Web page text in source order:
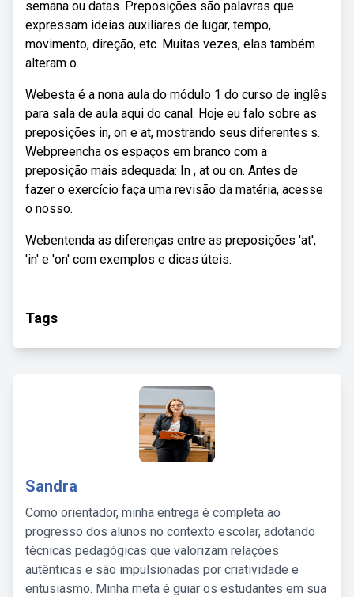
semana ou datas. Preposições são palavras que
expressam ideias auxiliares de lugar, tempo,
movimento, direção, etc. Muitas vezes, elas também
alteram o.
Webesta é a nona aula do módulo 1 do curso de inglês
para sala de aula aqui do canal. Hoje eu falo sobre as
preposições in, on e at, mostrando seus diferentes s.
Webpreencha os espaços em branco com a
preposição mais adequada: In , at ou on. Antes de
fazer o exercício faça uma revisão da matéria, acesse
o nosso.
Webentenda as diferenças entre as preposições 'at',
'in' e 'on' com exemplos e dicas úteis.
Tags
Sandra
Como orientador, minha entrega é completa ao
progresso dos alunos no contexto escolar, adotando
técnicas pedagógicas que valorizam relações
autênticas e são impulsionadas por criatividade e
entusiasmo. Minha meta é guiar os estudantes em sua